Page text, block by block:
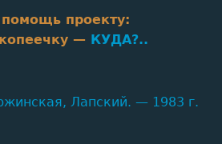
проекту:
— КУДА?..
Лапский. — 1983 г.